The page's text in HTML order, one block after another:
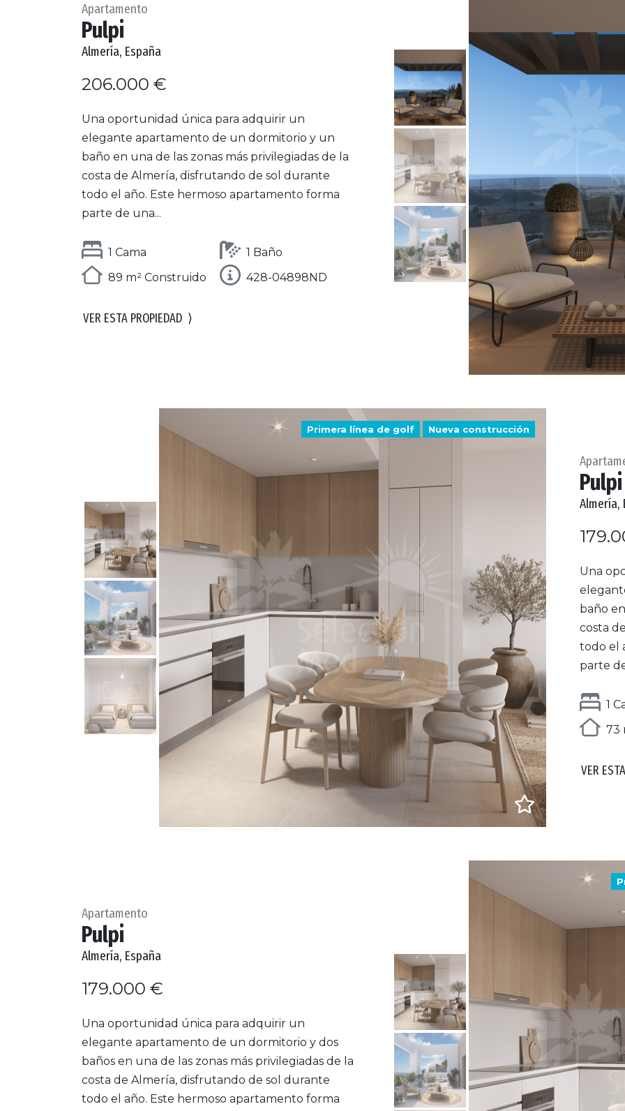
Apartamento
Pulpi
Almería, España
206.000 €
Una oportunidad única para adquirir un
elegante apartamento de un dormitorio y un
baño en una de las zonas más privilegiadas de la
costa de Almería, disfrutando de sol durante
todo el año. Este hermoso apartamento forma
parte de una...
1 Cama
1 Baño
89 m² Construido
428-04898ND
VER ESTA PROPIEDAD ⟩
Primera línea de golf Nueva construcción
Pulpi
Almería,
Una
baño
costa
todo el
parte
1
73
VER
Apartamento
Pulpi
Almería, España
179.000 €
Una oportunidad única para adquirir un
elegante apartamento de un dormitorio y dos
baños en una de las zonas más privilegiadas de la
costa de Almería, disfrutando de sol durante
todo el año. Este hermoso apartamento forma